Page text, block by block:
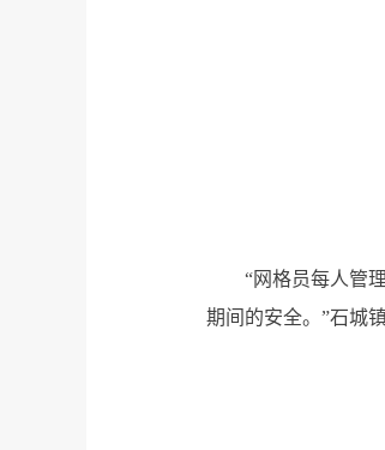
“网格员每人管
期间的安全。”石城